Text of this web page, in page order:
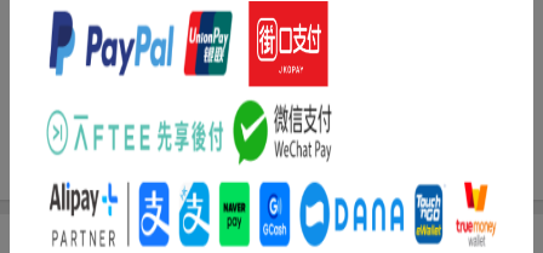
ＴＯＥＩＣ Ｌｉｓｔｅｎｉｎｇ ＆ Ｒｅａｄｉｎｇ Ｔｅｓ
ｔについて／本書の構成と使い方／サンプル問題（写真描写問題
／応答問題／会話問題／説明文問題／短文穴埋め問題／長文穴埋
め問題／読解問題）／採点・結果について／ＴＯＥＩＣ Ｌｉｓ
ｔｅｎｉｎｇ ＆ Ｒｅａｄｉｎｇ公開テストのお申し込み・お
問い合わせ／ＴＥＳＴ １／ＴＥＳＴ ２